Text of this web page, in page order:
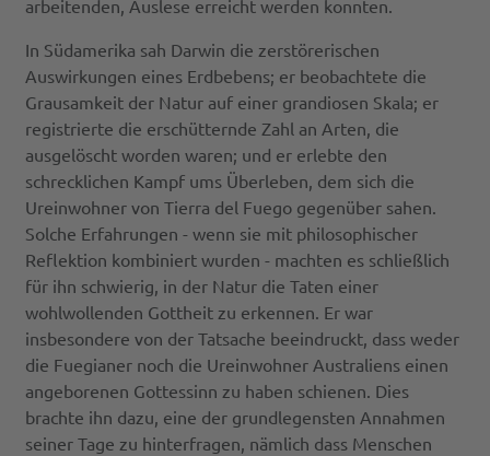
arbeitenden, Auslese erreicht werden konnten.
In Südamerika sah Darwin die zerstörerischen
Auswirkungen eines Erdbebens; er beobachtete die
Grausamkeit der Natur auf einer grandiosen Skala; er
registrierte die erschütternde Zahl an Arten, die
ausgelöscht worden waren; und er erlebte den
schrecklichen Kampf ums Überleben, dem sich die
Ureinwohner von Tierra del Fuego gegenüber sahen.
Solche Erfahrungen - wenn sie mit philosophischer
Reflektion kombiniert wurden - machten es schließlich
für ihn schwierig, in der Natur die Taten einer
wohlwollenden Gottheit zu erkennen. Er war
insbesondere von der Tatsache beeindruckt, dass weder
die Fuegianer noch die Ureinwohner Australiens einen
angeborenen Gottessinn zu haben schienen. Dies
brachte ihn dazu, eine der grundlegensten Annahmen
seiner Tage zu hinterfragen, nämlich dass Menschen